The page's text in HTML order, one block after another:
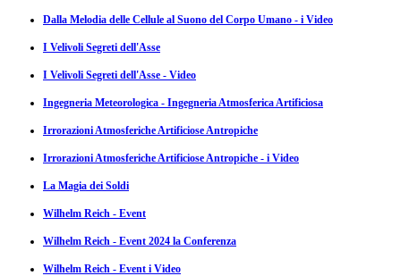
Dalla Melodia delle Cellule al Suono del Corpo Umano - i Video
I Velivoli Segreti dell'Asse
I Velivoli Segreti dell'Asse - Video
Ingegneria Meteorologica - Ingegneria Atmosferica Artificiosa
Irrorazioni Atmosferiche Artificiose Antropiche
Irrorazioni Atmosferiche Artificiose Antropiche - i Video
La Magia dei Soldi
Wilhelm Reich - Event
Wilhelm Reich - Event 2024 la Conferenza
Wilhelm Reich - Event i Video